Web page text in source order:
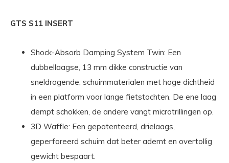
GTS S11 INSERT
Shock-Absorb Damping System Twin: Een
dubbellaagse, 13 mm dikke constructie van
sneldrogende, schuimmaterialen met hoge dichtheid
in een platform voor lange fietstochten. De ene laag
dempt schokken, de andere vangt microtrillingen op.
3D Waffle: Een gepatenteerd, drielaags,
geperforeerd schuim dat beter ademt en overtollig
gewicht bespaart.